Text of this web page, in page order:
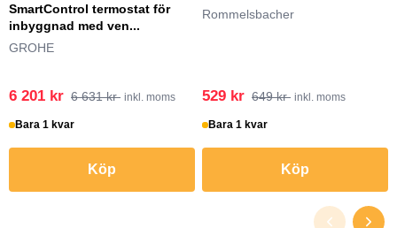
SmartControl termostat för
inbyggnad med ven...
GROHE
6 201 kr 6 631 kr inkl. moms
Bara 1 kvar
Köp
Rommelsbacher
529 kr 649 kr inkl. moms
Bara 1 kvar
Köp